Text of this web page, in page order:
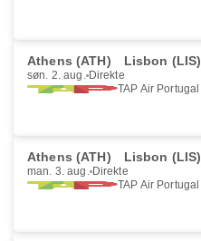
Athens (ATH) Lisbon (LIS)
søn. 2. aug. Direkte
TAP Air Portugal
Athens (ATH) Lisbon (LIS)
man. 3. aug. Direkte
TAP Air Portugal